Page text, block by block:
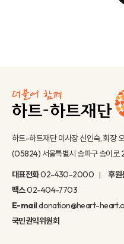
하트-하트재단 이사장 신인숙, 회장
(05824) 서울특별시 송파구 송이로
대표전화02-430-2000 후원
팩스02-404-7703
E-maildonation@heart-
국민권익위원회